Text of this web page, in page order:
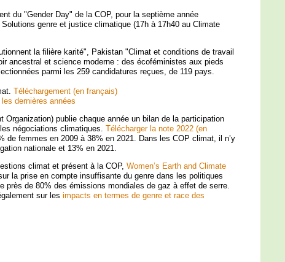
du "Gender Day" de la COP, pour la septième année
genre et justice climatique (17h à 17h40 au Climate
la filière karité", Pakistan "Climat et conditions de travail
ancestral et science moderne : des écoféministes aux pieds
parmi les 259 candidatures reçues, de 119 pays.
Téléchargement (en français)
dernières années
Organization) publie chaque année un bilan de la participation
négociations climatiques. Télécharger la note 2022 (en
de femmes en 2009 à 38% en 2021. Dans les COP climat, il n’y
nationale et 13% en 2021.
climat et présent à la COP, Women’s Earth and Climate
la prise en compte insuffisante du genre dans les politiques
près de 80% des émissions mondiales de gaz à effet de serre.
sur les impacts en termes de genre et race des